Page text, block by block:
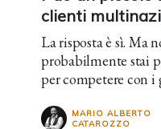
clienti
La risposta è sì. Ma
probabilmente stai
per competere con i
MARIO ALBERTO
CATAROZZO